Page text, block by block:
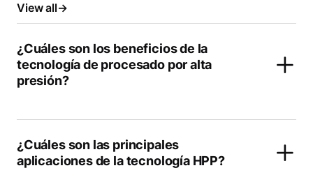
View all
¿Cuáles son los beneficios de la
tecnología de procesado por alta
presión?
¿Cuáles son las principales
aplicaciones de la tecnología HPP?